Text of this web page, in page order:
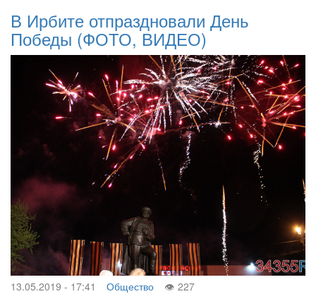
В Ирбите отпраздновали День
Победы (ФОТО, ВИДЕО)
13.05.2019 - 17:41 Общество
227